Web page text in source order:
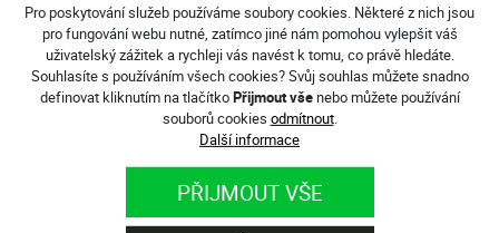
Pro poskytování služeb používáme soubory cookies. Některé z nich jsou
pro fungování webu nutné, zatímco jiné nám pomohou vylepšit váš
uživatelský zážitek a rychleji vás navést k tomu, co právě hledáte.
Souhlasíte s používáním všech cookies? Svůj souhlas můžete snadno
definovat kliknutím na tlačítkoPřijmout všenebo můžete používání
souborů cookies odmítnout.
Další informace
PŘIJMOUT VŠE